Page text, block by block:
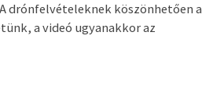
drónfelvételeknek köszönhetően a
a videó ugyanakkor az